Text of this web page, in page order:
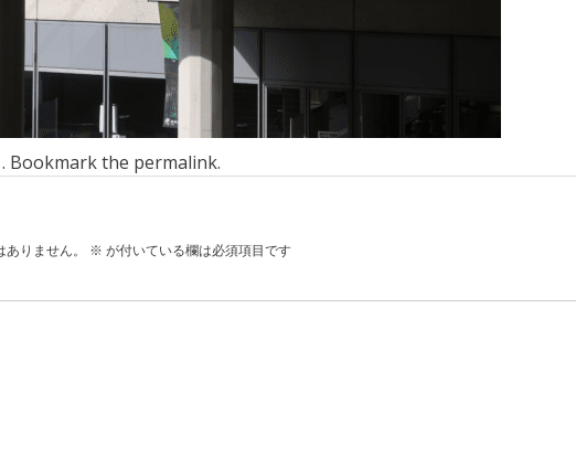
Bookmark the permalink.
りません。
※ が付いている欄は必須項目です